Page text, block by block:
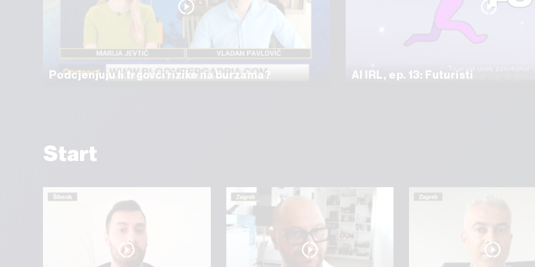
Podcjenjuju li trgovci rizike na burzama? AI IRL, ep. 13: Futuristi
Start